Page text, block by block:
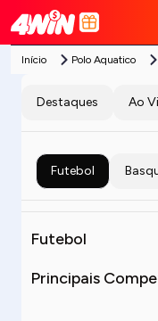
Início Polo Aquatico
Destaques Ao
Futebol
Futebol
Principais